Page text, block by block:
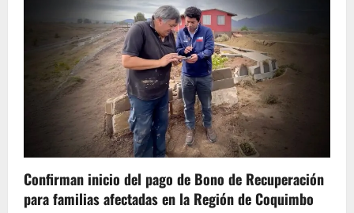
Confirman inicio del pago de Bono de Recuperación
para familias afectadas en la Región de Coquimbo